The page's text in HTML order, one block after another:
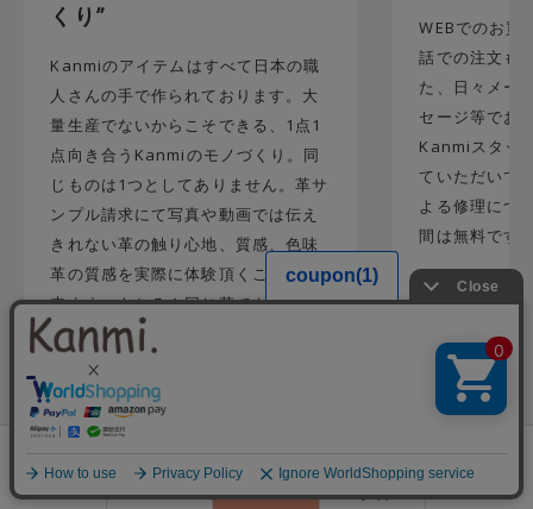
くり”
Kanmiのアイテムはすべて日本の職
人さんの手で作られております。大
量生産でないからこそできる、1点1
点向き合うKanmiのモノづくり。同
じものは1つとしてありません。革サ
ンプル請求にて写真や動画では伝え
きれない革の触り心地、質感、色味
革の質感を実際に体験頂くことが出
来ます。もちろん同じ革でも、ロッ
トや使用される部位によって差はで
てしまうものの実際に見て触ってい
ただく体験をしていただく事でより
イメージがつきやすく実際に品物が
方にも喜ばれております。
WEBでのお買
話での注文も
た、日々メー
セージ等でお
Kanmiスタッ
ていただいて
よる修理につ
間は無料です
会員登録
ログイン